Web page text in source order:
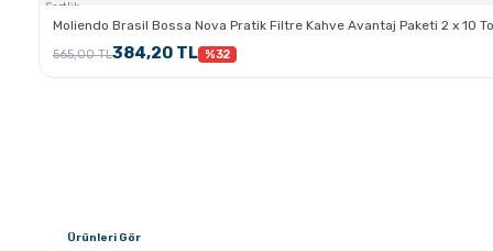
Sertlik:
Moliendo Brasil Bossa Nova Pratik Filtre Kahve Avantaj Paketi 2 x 10
565,00 TL384,20 TL %32
Ürünleri Gör